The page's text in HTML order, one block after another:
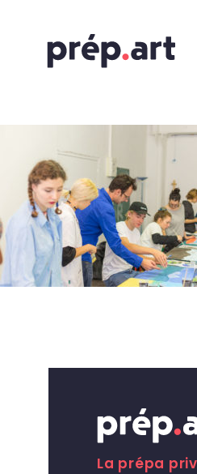
La prépa